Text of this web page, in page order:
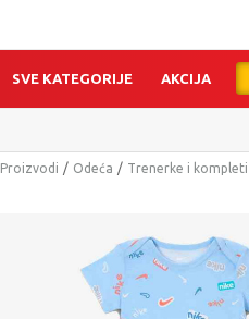
SVE KATEGORIJE AKCIJA
Proizvodi Odeća Trenerke i kompleti